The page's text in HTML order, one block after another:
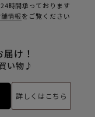
時間承っております
情報をご覧ください
け！
い物♪
詳しくはこちら